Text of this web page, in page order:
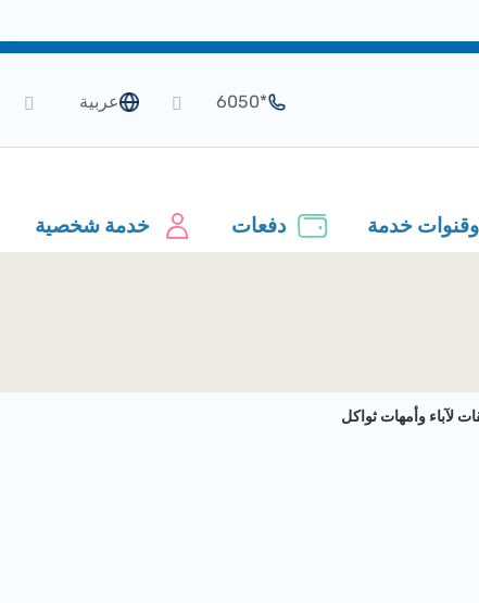
عربية *6050
خدمة دفعات خدمة شخصية
لآباء وأمهات ثواكل